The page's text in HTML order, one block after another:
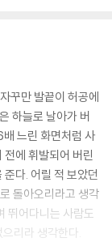
꾸만 발끝이 허공에
하늘로 날아가 버
느린 화면처럼 사
에 휘발되어 버린
다. 어릴 적 보았던
돌아오리라고 생각
뛰어다니는 사람도
리라 생각한다.